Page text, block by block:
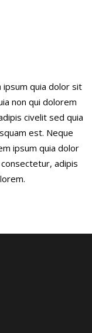
quia dolor sit
non qui dolorem
civelit sed quia
est. Neque
ipsum quia dolor
adipis